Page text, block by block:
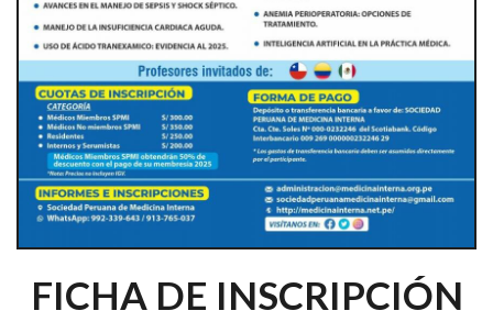
FICHA DE INSCRIPCIÓN